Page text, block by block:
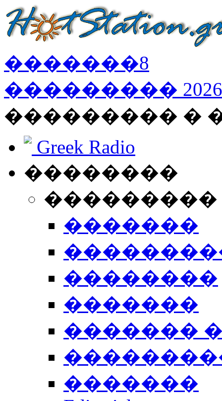
�������8
��������� 2026
��������� �
Greek Radio
��������
�������
��������
�������
�������
�������